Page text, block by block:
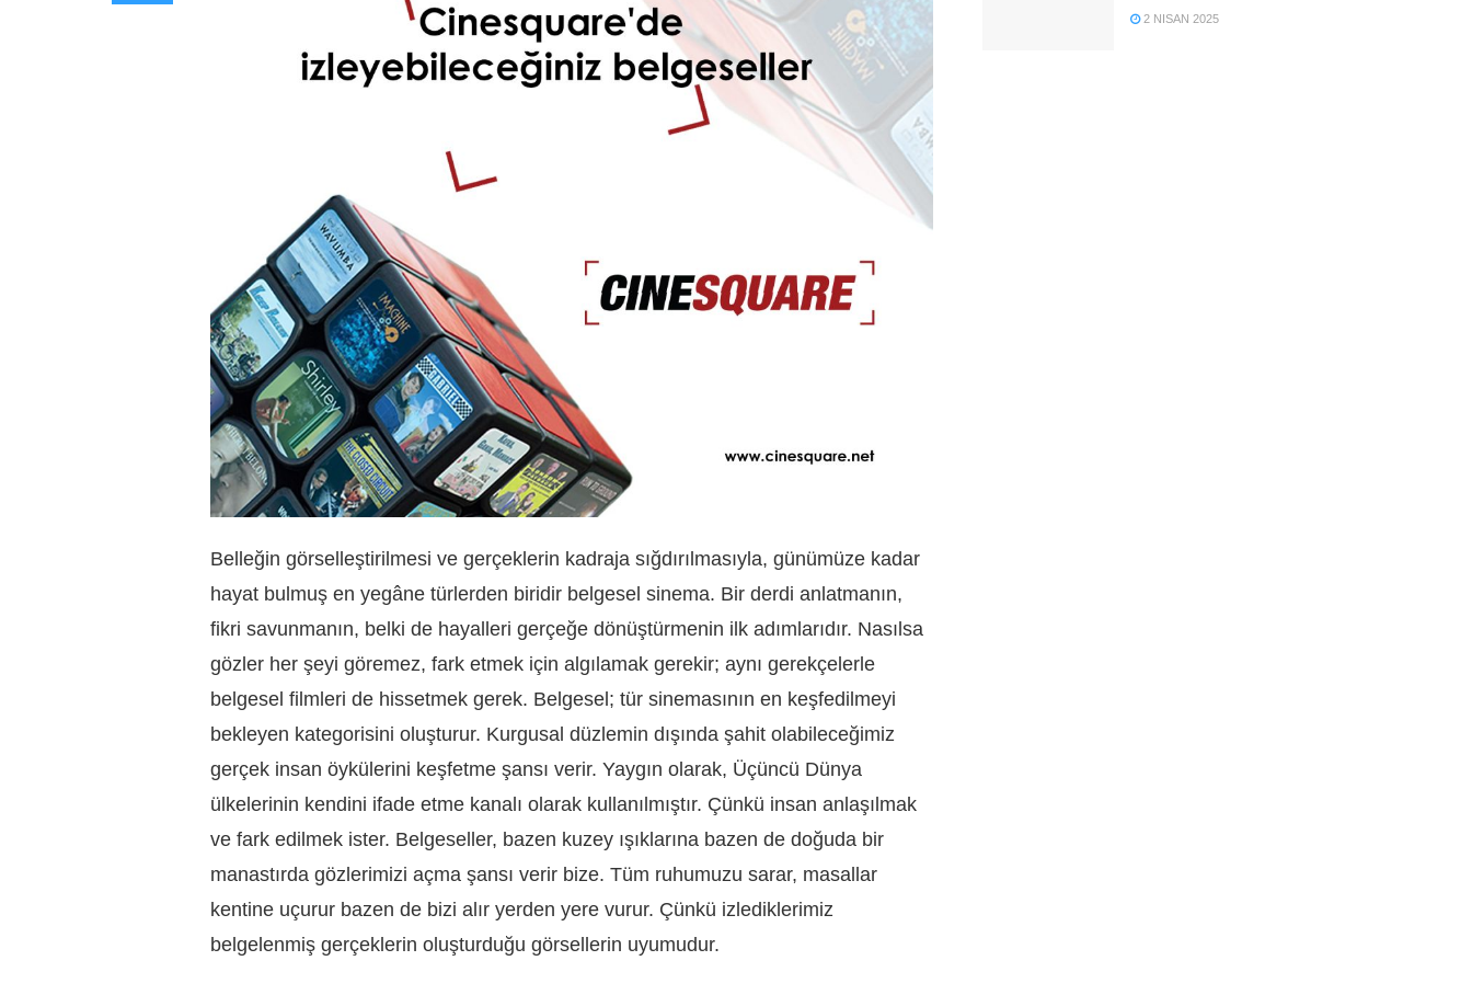
Belleğin görselleştirilmesi ve gerçeklerin kadraja sığdırılmasıyla, günümüze kadar
hayat bulmuş en yegâne türlerden biridir belgesel sinema. Bir derdi anlatmanın,
fikri savunmanın, belki de hayalleri gerçeğe dönüştürmenin ilk adımlarıdır. Nasılsa
gözler her şeyi göremez, fark etmek için algılamak gerekir; aynı gerekçelerle
belgesel filmleri de hissetmek gerek. Belgesel; tür sinemasının en keşfedilmeyi
bekleyen kategorisini oluşturur. Kurgusal düzlemin dışında şahit olabileceğimiz
gerçek insan öykülerini keşfetme şansı verir. Yaygın olarak, Üçüncü Dünya
ülkelerinin kendini ifade etme kanalı olarak kullanılmıştır. Çünkü insan anlaşılmak
ve fark edilmek ister. Belgeseller, bazen kuzey ışıklarına bazen de doğuda bir
manastırda gözlerimizi açma şansı verir bize. Tüm ruhumuzu sarar, masallar
kentine uçurur bazen de bizi alır yerden yere vurur. Çünkü izlediklerimiz
belgelenmiş gerçeklerin oluşturduğu görsellerin uyumudur.
2 NISAN 2025